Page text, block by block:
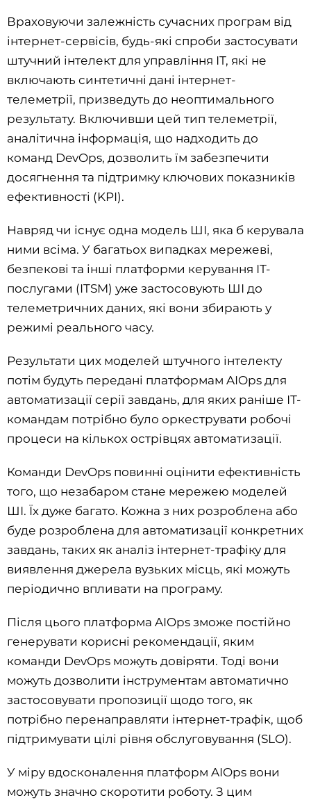
Враховуючи залежність сучасних програм від
інтернет-сервісів, будь-які спроби застосувати
штучний інтелект для управління ІТ, які не
включають синтетичні дані інтернет-
телеметрії, призведуть до неоптимального
результату. Включивши цей тип телеметрії,
аналітична інформація, що надходить до
команд DevOps, дозволить їм забезпечити
досягнення та підтримку ключових показників
ефективності (KPI).
Навряд чи існує одна модель ШІ, яка б керувала
ними всіма. У багатьох випадках мережеві,
безпекові та інші платформи керування ІТ-
послугами (ITSM) уже застосовують ШІ до
телеметричних даних, які вони збирають у
режимі реального часу.
Результати цих моделей штучного інтелекту
потім будуть передані платформам AIOps для
автоматизації серії завдань, для яких раніше ІТ-
командам потрібно було оркеструвати робочі
процеси на кількох острівцях автоматизації.
Команди DevOps повинні оцінити ефективність
того, що незабаром стане мережею моделей
ШІ. Їх дуже багато. Кожна з них розроблена або
буде розроблена для автоматизації конкретних
завдань, таких як аналіз інтернет-трафіку для
виявлення джерела вузьких місць, які можуть
періодично впливати на програму.
Після цього платформа AIOps зможе постійно
генерувати корисні рекомендації, яким
команди DevOps можуть довіряти. Тоді вони
можуть дозволити інструментам автоматично
застосовувати пропозиції щодо того, як
потрібно перенаправляти інтернет-трафік, щоб
підтримувати цілі рівня обслуговування (SLO).
У міру вдосконалення платформ AIOps вони
можуть значно скоротити роботу. З цим